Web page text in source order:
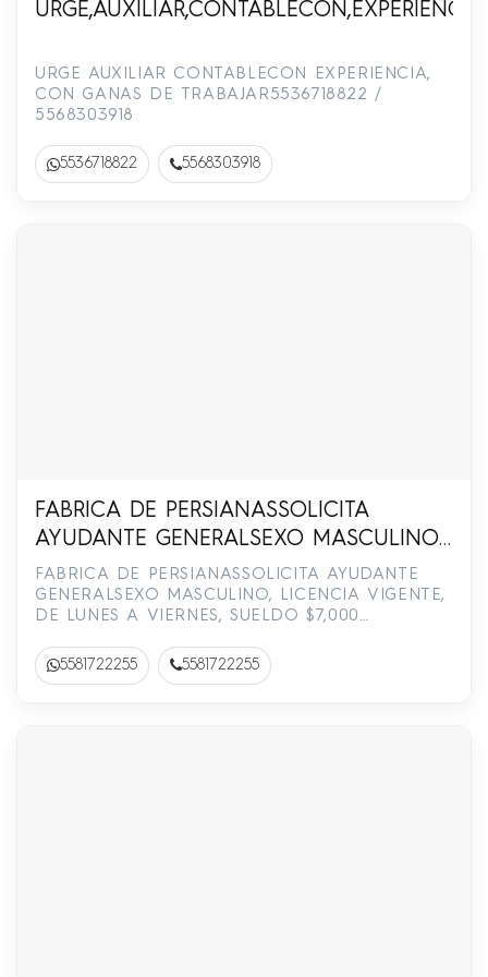
URGE AUXILIAR CONTABLECON EXPERIENCIA,
CON GANAS DE TRABAJAR5536718822 /
5568303918
5536718822 5568303918
FABRICA DE PERSIANASSOLICITA
AYUDANTE GENERALSEXO MASCULINO,
LICENCIA VIGENTE, DE LUNES A
VIERNES, SUELDO $7,000 MENSUALES,
PRESTACIONES DE LEY, ZONA PUENTE
DE VIGAS.Interesados comunicarse al 55-
8172-2255
FABRICA DE PERSIANASSOLICITA AYUDANTE
GENERALSEXO MASCULINO, LICENCIA VIGENTE,
DE LUNES A VIERNES, SUELDO $7,000
PUENTE DE …
5581722255 5581722255